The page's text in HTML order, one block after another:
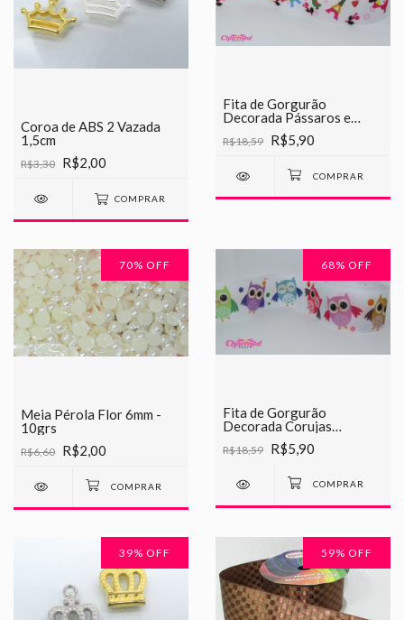
Coroa de ABS 2 Vazada
1,5cm
R$3,30 R$2,00
COMPRAR
Fita de Gorgurão
Decorada Pássaros e
Torres Chinesinha 38mm
R$18,59 R$5,90
70% OFF
Meia Pérola Flor 6mm -
10grs
R$6,60 R$2,00
68% OFF
Fita de Gorgurão
Decorada Corujas
Chinesinha 38mm
R$18,59 R$5,90
39% OFF 59% OFF